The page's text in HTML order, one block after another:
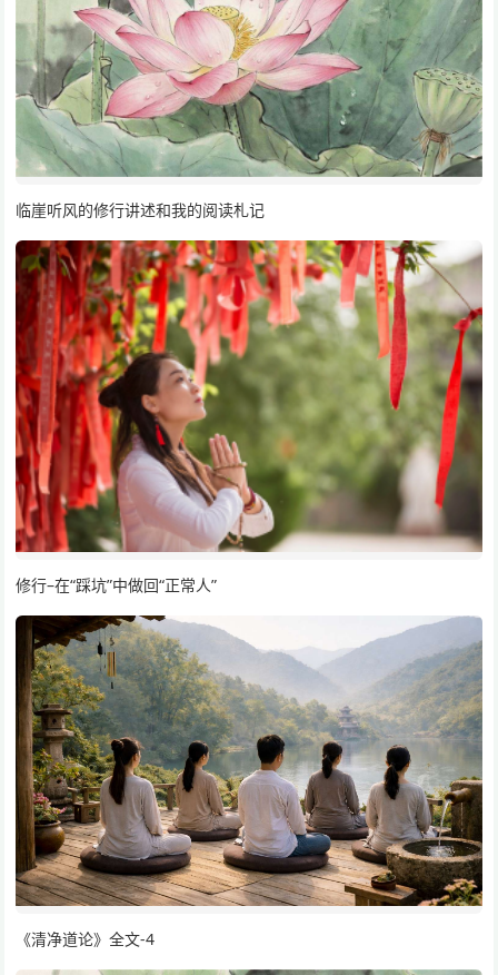
临崖听风的修行讲述和我的阅读札记
修行–在“踩坑”中做回“正常人”
《清净道论》全文-4